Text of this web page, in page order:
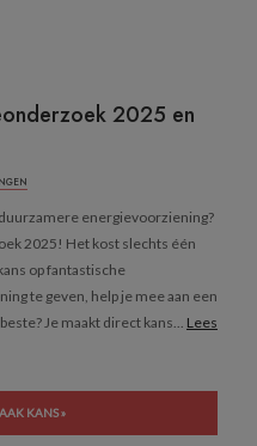
2025 en
energievoorziening?
2025! Het kost slechts één
op fantastische
te geven, help je mee aan een
Je maakt direct kans... Lees
KANS »